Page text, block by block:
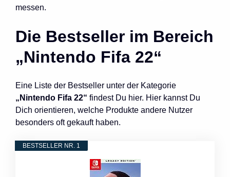
messen.
Die Bestseller im Bereich
„Nintendo Fifa 22“
Eine Liste der Bestseller unter der Kategorie
„Nintendo Fifa 22“ findest Du hier. Hier kannst Du
Dich orientieren, welche Produkte andere Nutzer
besonders oft gekauft haben.
BESTSELLER NR. 1